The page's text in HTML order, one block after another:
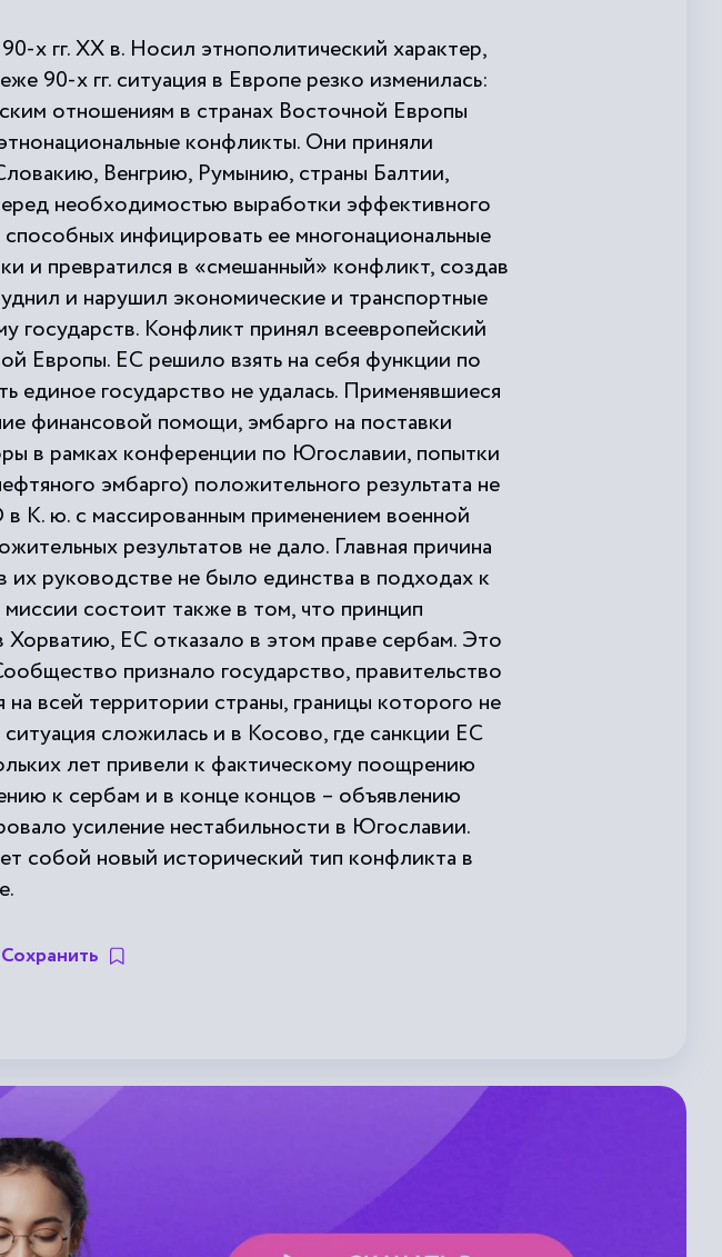
х гг. ХХ в. Носил этнополитический характер,
90-х гг. ситуация в Европе резко изменилась:
отношениям в странах Восточной Европы
конфликты. Они приняли
Венгрию, Румынию, страны Балтии,
необходимостью выработки эффективного
инфицировать ее многонациональные
и превратился в «смешанный» конфликт, создав
и нарушил экономические и транспортные
государств. Конфликт принял всеевропейский
Европы. ЕС решило взять на себя функции по
единое государство не удалась. Применявшиеся
финансовой помощи, эмбарго на поставки
в рамках конференции по Югославии, попытки
эмбарго) положительного результата не
К. ю. с массированным применением военной
результатов не дало. Главная причина
руководстве не было единства в подходах к
состоит также в том, что принцип
ЕС отказало в этом праве сербам. Это
признало государство, правительство
всей территории страны, границы которого не
сложилась и в Косово, где санкции ЕС
лет привели к фактическому поощрению
к сербам и в конце концов – объявлению
усиление нестабильности в Югославии.
собой новый исторический тип конфликта в
Сохранить